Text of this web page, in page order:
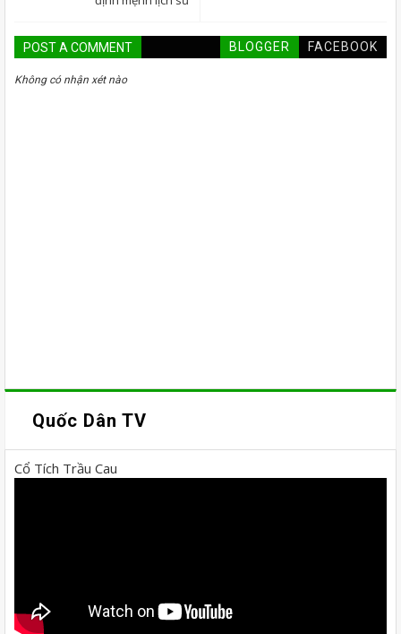
POST A COMMENT BLOGGER FACEBOOK
Không có nhận xét nào
Quốc Dân TV
Cổ Tích Trầu Cau